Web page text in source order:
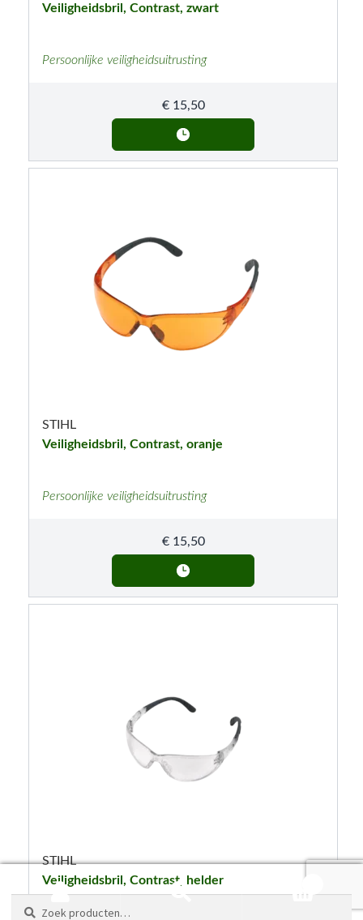
Veiligheidsbril, Contrast, zwart
Persoonlijke veiligheidsuitrusting
€15,50
STIHL
Veiligheidsbril, Contrast, oranje
Persoonlijke veiligheidsuitrusting
€15,50
STIHL
Veiligheidsbril, Contrast, helder